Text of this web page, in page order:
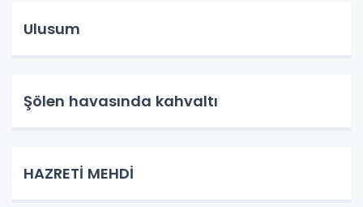
Ulusum
Şölen havasında kahvaltı
HAZRETİ MEHDİ